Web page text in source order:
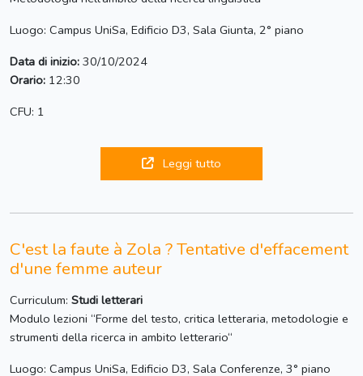
Luogo: Campus UniSa, Edificio D3, Sala Giunta, 2° piano
Data di inizio: 30/10/2024
Orario: 12:30
CFU: 1
Leggi tutto
C'est la faute à Zola ? Tentative d'effacement
d'une femme auteur
Curriculum: Studi letterari
Modulo lezioni “Forme del testo, critica letteraria, metodologie e
strumenti della ricerca in ambito letterario“
Luogo: Campus UniSa, Edificio D3, Sala Conferenze, 3° piano